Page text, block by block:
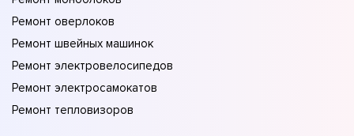
Ремонт оверлоков
Ремонт швейных машинок
Ремонт электровелосипедов
Ремонт электросамокатов
Ремонт тепловизоров